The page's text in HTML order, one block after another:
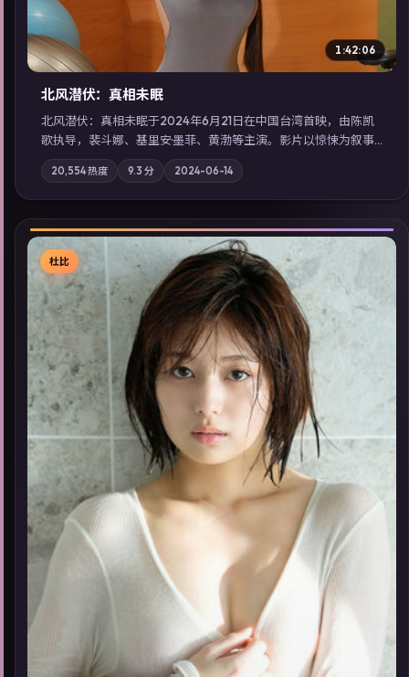
1:42:06
北风潜伏：真相未眠
北风潜伏：真相未眠于2024年6月21日在中国台湾首映，由陈凯
歌执导，裴斗娜、基里安·墨菲、黄渤等主演。影片以惊悚为叙事
主轴，失踪人口档案牵出跨国灰色产业链；摄影与配乐强化地域
气质；站内亦可通过「国产免费观看高清电视剧在线看」延展检
索同类型高分佳作，畅享高清在线追剧体验。
20,554热度 9.3 分 2024-06-14
▶
杜比